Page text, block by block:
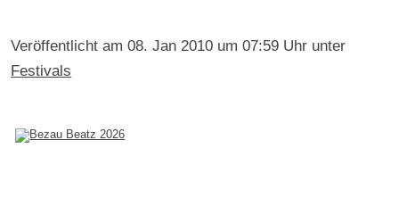
Veröffentlicht am08. Jan 2010 um 07:59 Uhr unter
Festivals